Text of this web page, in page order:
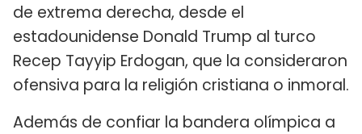
de extrema derecha, desde el
estadounidense Donald Trump al turco
Recep Tayyip Erdogan, que la consideraron
ofensiva para la religión cristiana o inmoral.
Además de confiar la bandera olímpica a